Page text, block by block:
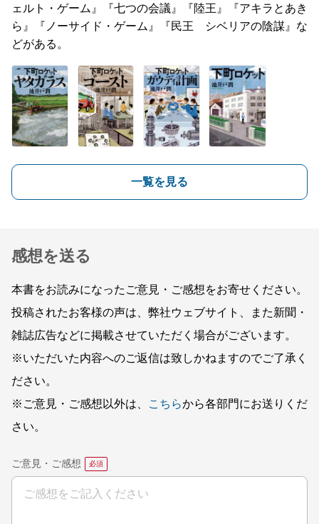
ェルト・ゲーム』『七つの会議』『陸王』『アキラとあき
ら』『ノーサイド・ゲーム』『民王 シベリアの陰謀』な
どがある。
一覧を見る
感想を送る
本書をお読みになったご意見・ご感想をお寄せください。
投稿されたお客様の声は、弊社ウェブサイト、また新聞・
雑誌広告などに掲載させていただく場合がございます。
※いただいた内容へのご返信は致しかねますのでご了承く
ださい。
※ご意見・ご感想以外は、
こちらから各部門にお送りくだ
さい。
ご意見・ご感想